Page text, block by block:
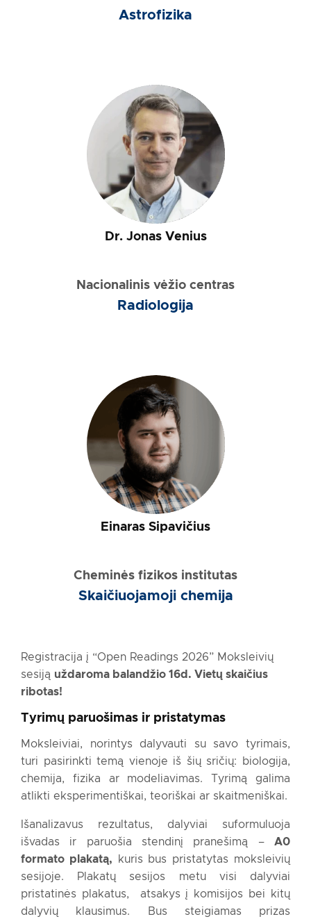
Uždarymas GMC R401
Astrofizika
Dr. Jonas Venius
Nacionalinis vėžio centras
Radiologija
Einaras Sipavičius
Cheminės fizikos institutas
Skaičiuojamoji chemija
Registracija į “Open Readings 2026” Moksleivių
sesiją uždaroma balandžio 16d. Vietų skaičius
ribotas!
Tyrimų paruošimas ir pristatymas
Moksleiviai, norintys dalyvauti su savo tyrimais,
turi pasirinkti temą vienoje iš šių sričių: biologija,
chemija, fizika ar modeliavimas. Tyrimą galima
atlikti eksperimentiškai, teoriškai ar skaitmeniškai.
Išanalizavus rezultatus, dalyviai suformuluoja
išvadas ir paruošia stendinį pranešimą – A0
formato plakatą, kuris bus pristatytas moksleivių
sesijoje. Plakatų sesijos metu visi dalyviai
pristatinės plakatus, atsakys į komisijos bei kitų
dalyvių klausimus. Bus steigiamas prizas